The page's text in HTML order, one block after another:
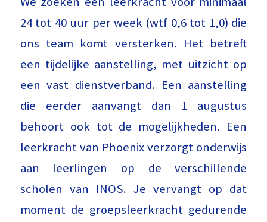
24 tot 40 uur per week (wtf 0,6 tot 1,0) die
ons team komt versterken. Het betreft
een tijdelijke aanstelling, met uitzicht op
een vast dienstverband. Een aanstelling
die eerder aanvangt dan 1 augustus
behoort ook tot de mogelijkheden. Een
leerkracht van Phoenix verzorgt onderwijs
aan leerlingen op de verschillende
scholen van INOS. Je vervangt op dat
moment de groepsleerkracht gedurende